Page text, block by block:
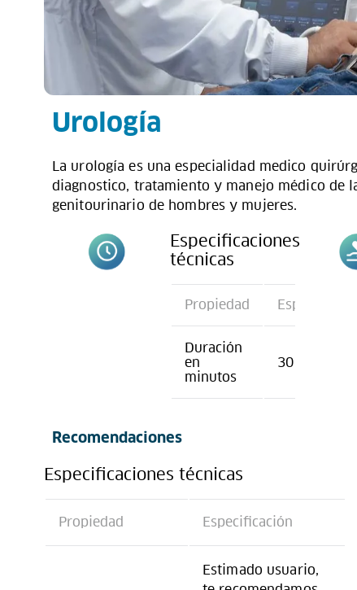
Urología
La urología es una especialidad medico
diagnostico, tratamiento y manejo médico de
genitourinario de hombres y mujeres.
Especificaciones
técnicas
Propiedad
Duración
en
minutos
30
Recomendaciones
Especificaciones técnicas
Propiedad Especificación
Estimado usuario,